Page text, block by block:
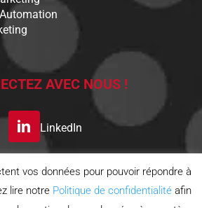
AVEC NOUS !
LinkedIn
S’INSCRIRE A LA
NEWSLETTER
vos données pour pouvoir répondre à
lire notre Politique de confidentialité afin